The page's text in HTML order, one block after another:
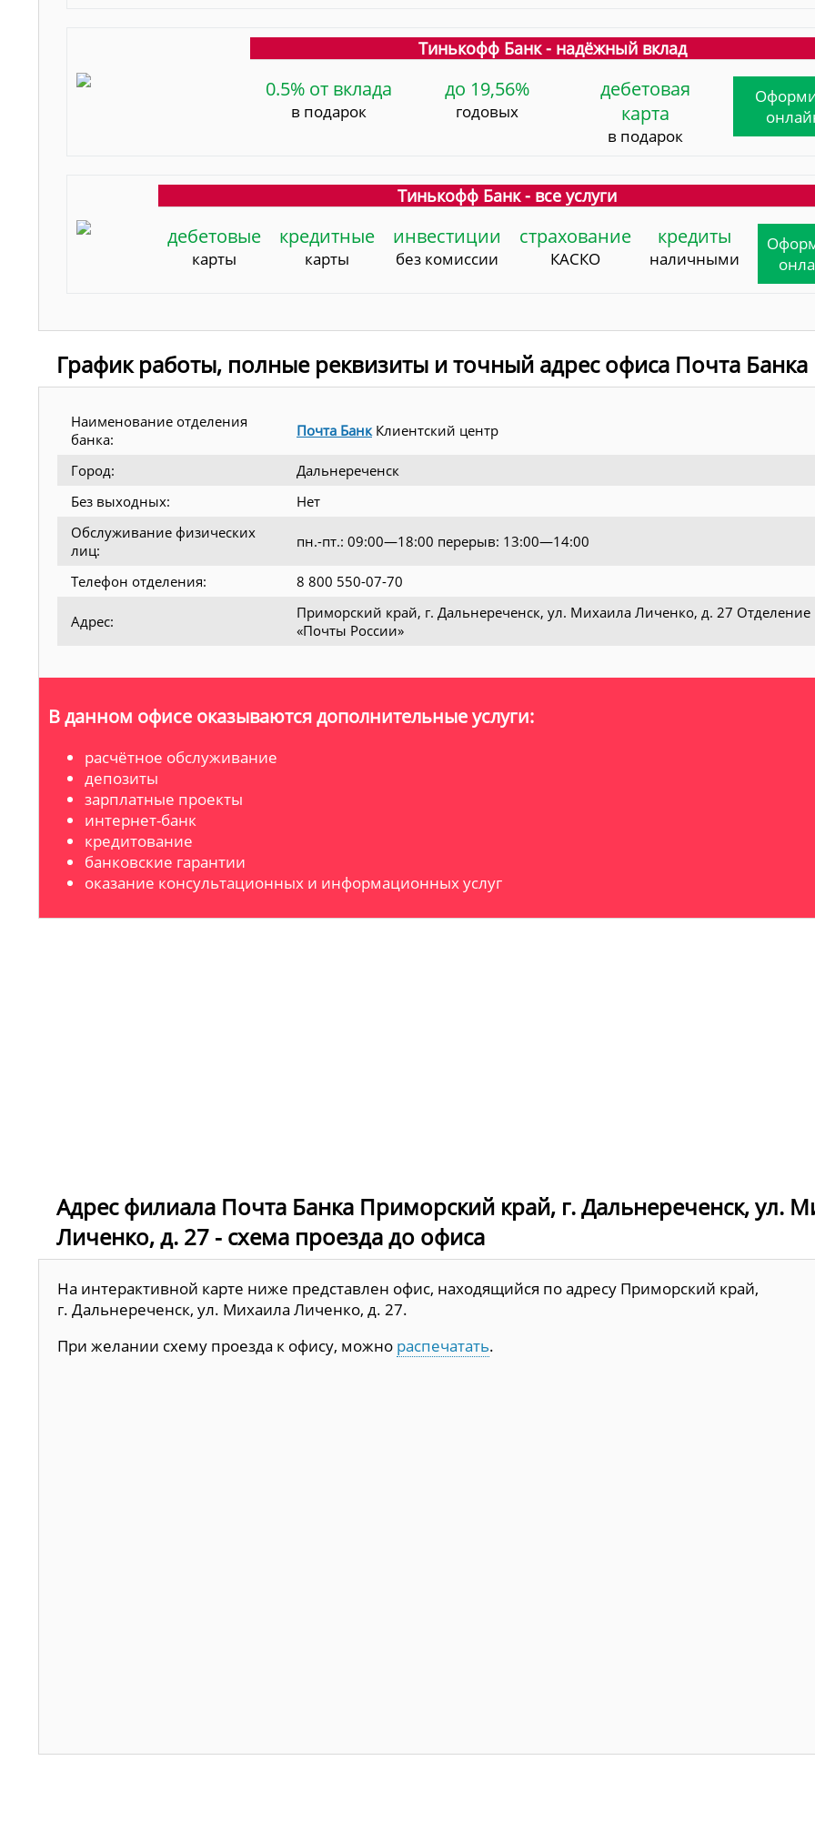
Тинькофф Банк - надёжный вклад
0.5% от вклада
в подарок
до 19,56%
годовых
дебетовая
карта
в подарок
Тинькофф Банк - все услуги
дебетовые
карты
кредитные
карты
инвестиции
без комиссии
страхование
КАСКО
кредиты
наличными
График работы, полные реквизиты и точный адрес офиса Почта Банка
Наименование отделения
банка:
Почта Банк Клиентский центр
Город:
Дальнереченск
Без выходных:
Нет
Обслуживание физических
лиц:
пн.-пт.: 09:00—18:00 перерыв: 13:00—14:00
Телефон отделения: 8 800 550-07-70
Адрес:
Приморский край, г. Дальнереченск, ул. Михаила Личенко, д. 27 Отделение
«Почты России»
В данном офисе оказываются дополнительные услуги:
расчётное обслуживание
депозиты
зарплатные проекты
интернет-банк
кредитование
банковские гарантии
оказание консультационных и информационных услуг
Адрес филиала Почта Банка Приморский край, г. Дальнереченск, ул.
Личенко, д. 27 - схема проезда до офиса
На интерактивной карте ниже представлен офис, находящийся по адресу Приморский край,
г. Дальнереченск, ул. Михаила Личенко, д. 27.
При желании схему проезда к офису, можно распечатать.